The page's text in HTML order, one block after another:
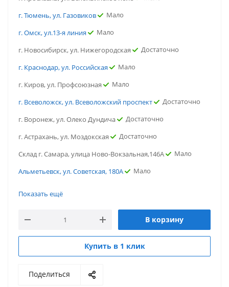
г. Тюмень, ул. Газовиков
Мало
г. Омск, ул.13-я линия
Мало
г. Новосибирск, ул. Нижегородская
Достаточно
г. Краснодар, ул. Российская
Мало
г. Киров, ул. Профсоюзная
Мало
г. Всеволожск, ул. Всеволожский проспект
Достаточно
г. Воронеж, ул. Олеко Дундича
Достаточно
г. Астрахань, ул. Моздокская
Достаточно
Склад г. Самара, улица Ново-Вокзальная,146А
Мало
Альметьевск, ул. Советская, 180А
Мало
г. Тюмень, ул. Газовиков
г. Новосибирск, ул. Нижегородская
Достаточно
г. Краснодар, ул. Российская
Показать ещё
В корзину
Купить в 1 клик
Поделиться